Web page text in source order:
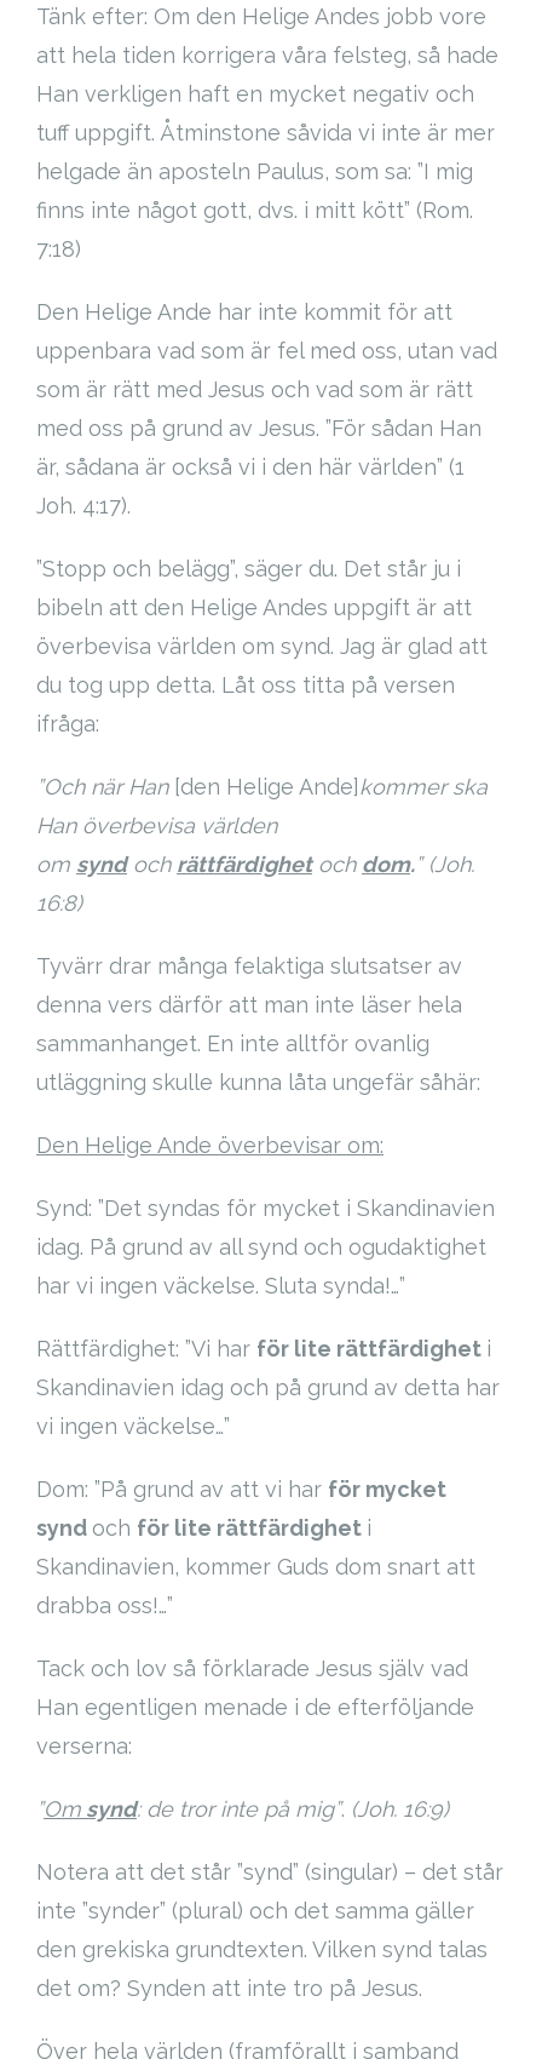
Tänk efter: Om den Helige Andes jobb vore
att hela tiden korrigera våra felsteg, så hade
Han verkligen haft en mycket negativ och
tuff uppgift. Åtminstone såvida vi inte är mer
helgade än aposteln Paulus, som sa: ”I mig
finns inte något gott, dvs. i mitt kött” (Rom.
7:18)
Den Helige Ande har inte kommit för att
uppenbara vad som är fel med oss, utan vad
som är rätt med Jesus och vad som är rätt
med oss på grund av Jesus. ”För sådan Han
är, sådana är också vi i den här världen” (1
Joh. 4:17).
”Stopp och belägg”, säger du. Det står ju i
bibeln att den Helige Andes uppgift är att
överbevisa världen om synd. Jag är glad att
du tog upp detta. Låt oss titta på versen
ifråga:
”Och när Han [den Helige Ande]kommer ska
Han överbevisa världen
om syndoch rättfärdighetoch dom.” (Joh.
16:8)
Tyvärr drar många felaktiga slutsatser av
denna vers därför att man inte läser hela
sammanhanget. En inte alltför ovanlig
utläggning skulle kunna låta ungefär såhär:
Den Helige Ande överbevisar om:
Synd: ”Det syndas för mycket i Skandinavien
idag. På grund av all synd och ogudaktighet
har vi ingen väckelse. Sluta synda!…”
Rättfärdighet: ”Vi har för lite rättfärdighet i
Skandinavien idag och på grund av detta har
vi ingen väckelse…”
Dom: ”På grund av att vi har för mycket
synd och för lite rättfärdighet i
Skandinavien, kommer Guds dom snart att
drabba oss!…”
Tack och lov så förklarade Jesus själv vad
Han egentligen menade i de efterföljande
verserna:
”Om synd: de tror inte på mig”. (Joh. 16:9)
Notera att det står ”synd” (singular) – det står
inte ”synder” (plural) och det samma gäller
den grekiska grundtexten. Vilken synd talas
det om? Synden att inte tro på Jesus.
Över hela världen (framförallt i samband